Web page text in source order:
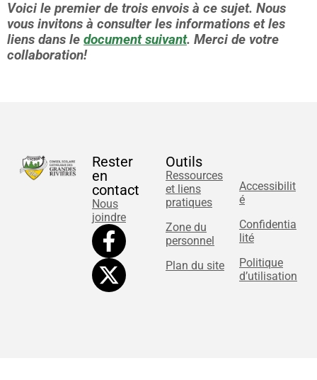
Voici le premier de trois envois à ce sujet. Nous
vous invitons à consulter les informations et les
liens dans le document suivant. Merci de votre
collaboration!
Rester
en
contact
Nous
joindre
Outils
Ressources
et liens
pratiques
Zone du
personnel
Plan du site
Accessibilit
é
Confidentia
lité
Politique
d’utilisation